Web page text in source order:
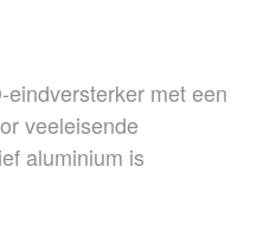
met een
veeleisende
aluminium is